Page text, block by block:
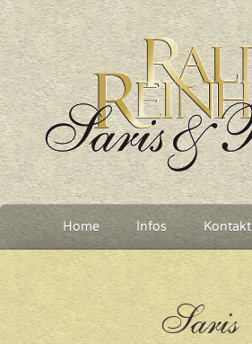
Home Infos Kontakt
Saris